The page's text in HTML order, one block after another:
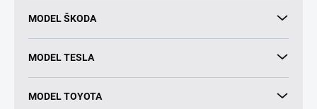
MODEL ŠKODA
MODEL TESLA
MODEL TOYOTA